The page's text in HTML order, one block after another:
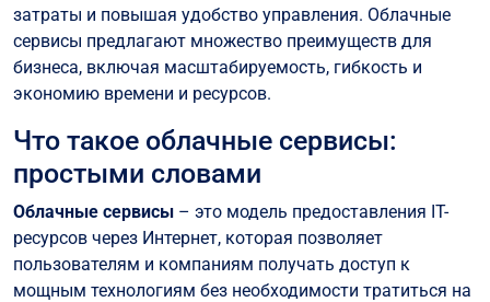
Лучшие облачные сервисы для бизнеса
Советы от Hostpark по внедрению облачных
сервисов
затраты и повышая удобство управления. Облачные
сервисы предлагают множество преимуществ для
бизнеса, включая масштабируемость, гибкость и
экономию времени и ресурсов.
Что такое облачные сервисы:
простыми словами
Облачные сервисы – это модель предоставления IT-
ресурсов через Интернет, которая позволяет
пользователям и компаниям получать доступ к
мощным технологиям без необходимости тратиться на